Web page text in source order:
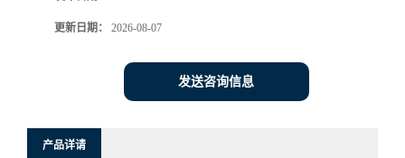
更新日期： 2026-08-07
发送咨询信息
产品详请